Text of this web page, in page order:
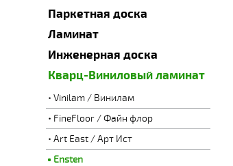
Паркетная доска
Ламинат
Инженерная доска
Кварц-Виниловый ламинат
Vinilam / Винилам
FineFloor / Файн флор
Art East / Арт Ист
Ensten